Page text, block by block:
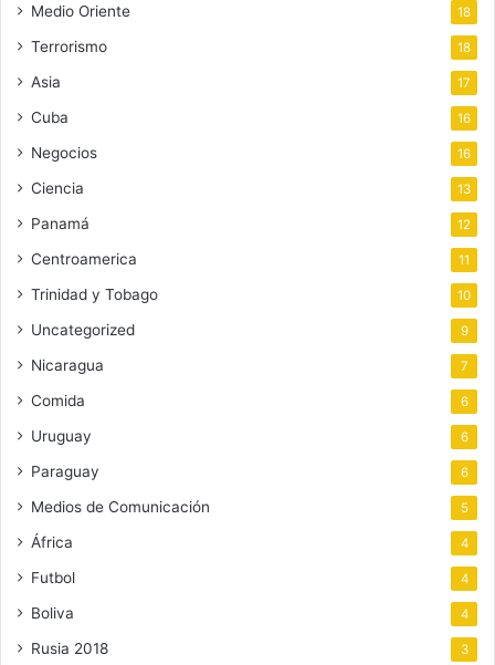
Medio Oriente 18
Terrorismo 18
Asia 17
Cuba 16
Negocios 16
Ciencia 13
Panamá 12
Centroamerica 11
Trinidad y Tobago 10
Uncategorized 9
Nicaragua 7
Comida 6
Uruguay 6
Paraguay 6
Medios de Comunicación 5
África 4
Futbol 4
Boliva 4
Rusia 2018 3